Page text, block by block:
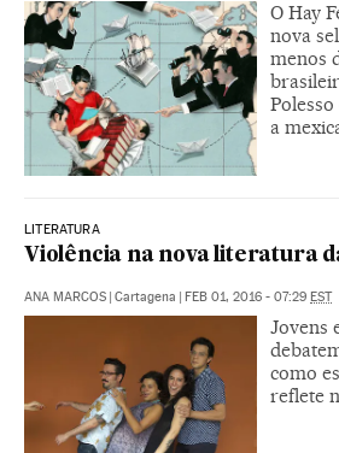
O Hay
nova
menos
a
LITERATURA
Violência na nova literatura
ANA MARCOS Cartagena FEB 01, 2016 - 07:29 EST
Jovens
como
reflete